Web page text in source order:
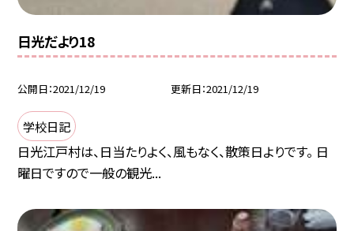
日光だより18
公開日 2021/12/19 更新日 2021/12/19
学校日記
日光江戸村は、日当たりよく、風もなく、散策日よりです。 日
曜日ですので一般の観光...